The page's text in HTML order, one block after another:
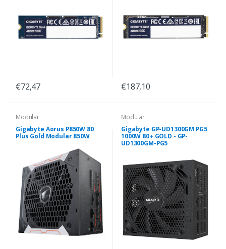
€72,47 €187,10
Modular
Gigabyte Aorus P850W 80
Plus Gold Modular 850W
Modular
Gigabyte GP-UD1300GM PG5
1000W 80+ GOLD - GP-
UD1300GM-PG5